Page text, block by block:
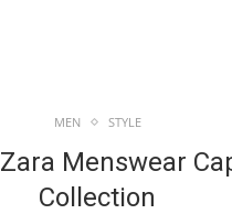
MEN STYLE
Menswear
Collection